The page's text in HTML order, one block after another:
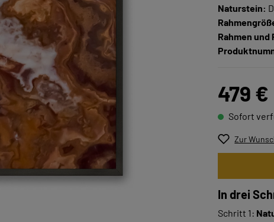
Naturstein:
Rahmen
479 €
Sofort
Zur
In drei
Schritt 1: